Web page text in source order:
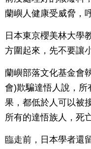
蘭嶼人健康受威脅，
日本東京櫻美林大學
方圍起來，先不要讓
蘭嶼部落文化基金會
會)欺騙達悟人說，
果，都低於人可以被
所有的達悟族人，死
臨走前，日本學者還